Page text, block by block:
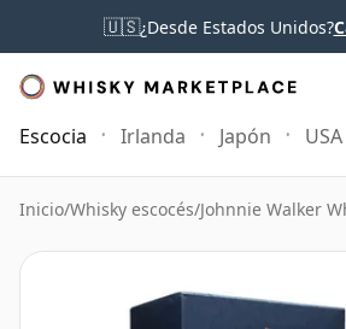
🇺🇸¿Desde Estados Unidos?
Escocia Irlanda Japón USA
Inicio/Whisky escocés/Johnnie Walker